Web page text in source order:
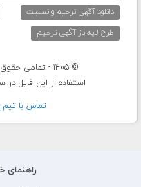
دانلود آگهی ترحیم و تسلیت
طرح لایه باز آگهی ترحیم
© 1405 - تمامی حقوق برای میهن طرح محفوظ است.
استفاده از این فایل
تماس با
راهنمای